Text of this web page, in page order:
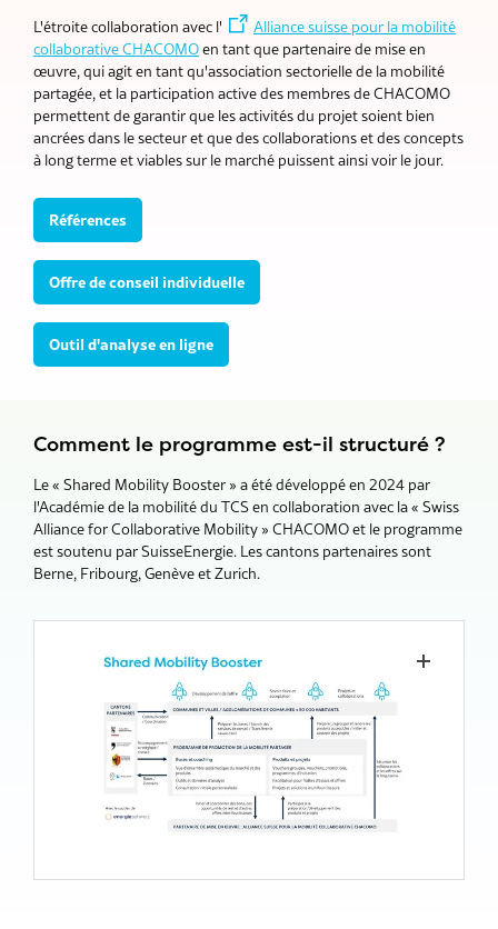
L'étroite collaboration avec l'
Alliance suisse pour la mobilité
collaborative CHACOMOen tant que partenaire de mise en
œuvre, qui agit en tant qu'association sectorielle de la mobilité
partagée, et la participation active des membres de CHACOMO
permettent de garantir que les activités du projet soient bien
ancrées dans le secteur et que des collaborations et des concepts
à long terme et viables sur le marché puissent ainsi voir le jour.
Références
Offre de conseil individuelle
Outil d'analyse en ligne
Comment le programme est-il structuré ?
Le « Shared Mobility Booster » a été développé en 2024 par
l'Académie de la mobilité du TCS en collaboration avec la « Swiss
Alliance for Collaborative Mobility » CHACOMO et le programme
est soutenu par SuisseEnergie. Les cantons partenaires sont
Berne, Fribourg, Genève et Zurich.